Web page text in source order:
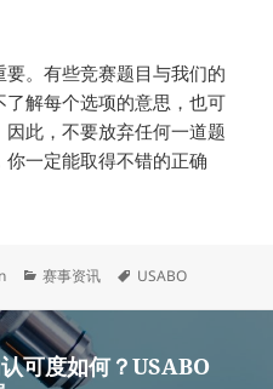
。有些竞赛题目与我们的
解每个选项的意思，也可
此，不要放弃任何一道题
一定能取得不错的正确
分
赛事资讯
标
USABO
可度如何？USABO